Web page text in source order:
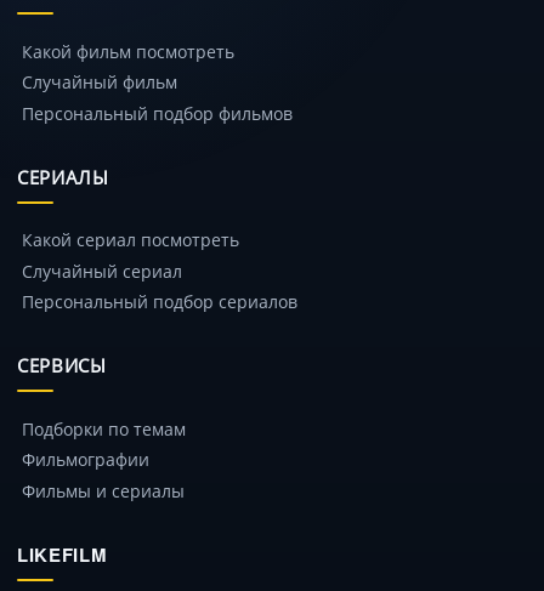
Какой фильм посмотреть
Случайный фильм
Персональный подбор фильмов
СЕРИАЛЫ
Какой сериал посмотреть
Случайный сериал
Персональный подбор сериалов
СЕРВИСЫ
Подборки по темам
Фильмографии
Фильмы и сериалы
LIKEFILM